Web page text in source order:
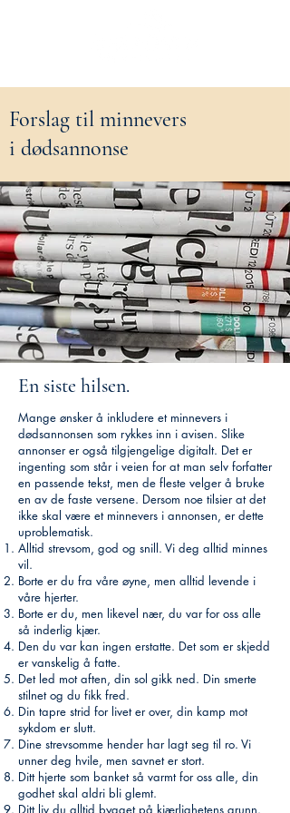
Forslag til minnevers
i dødsannonse
En siste hilsen.
Mange ønsker å inkludere et minnevers i
dødsannonsen som rykkes inn i avisen. Slike
annonser er også tilgjengelige digitalt. Det er
ingenting som står i veien for at man selv forfatter
en passende tekst, men de fleste velger å bruke
en av de faste versene. Dersom noe tilsier at det
ikke skal være et minnevers i annonsen, er dette
uproblematisk.
Alltid strevsom, god og snill. Vi deg alltid minnes
vil.
Borte er du fra våre øyne, men alltid levende i
våre hjerter.
Borte er du, men likevel nær, du var for oss alle
så inderlig kjær.
Den du var kan ingen erstatte. Det som er skjedd
er vanskelig å fatte.
Det led mot aften, din sol gikk ned. Din smerte
stilnet og du fikk fred.
Din tapre strid for livet er over, din kamp mot
sykdom er slutt.
Dine strevsomme hender har lagt seg til ro. Vi
unner deg hvile, men savnet er stort.
Ditt hjerte som banket så varmt for oss alle, din
godhet skal aldri bli glemt.
Ditt liv du alltid bygget på kjærlighetens grunn.